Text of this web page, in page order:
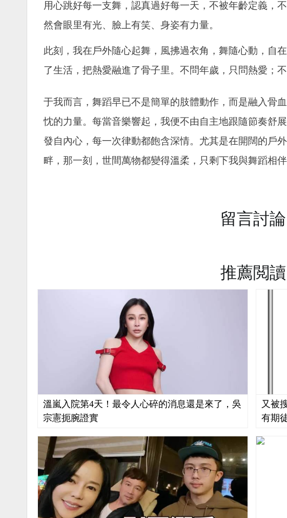
用心跳好每一支舞，認真過好每一天，不被年齡定義，
然會眼里有光、臉上有笑、身姿有力量。
此刻，我在戶外隨心起舞，風拂過衣角，舞隨心動，自
了生活，把熱愛融進了骨子里。不問年歲，只問熱愛；不
于我而言，舞蹈早已不是簡單的肢體動作，而是融入骨
忱的力量。每當音樂響起，我便不由自主地跟隨節奏舒
發自內心，每一次律動都飽含深情。尤其是在開闊的戶
畔，那一刻，世間萬物都變得溫柔，只剩下我與舞蹈相伴
留言討論
推薦閲讀
溫嵐入院第4天！最令人心碎的消息還是來了，吳
宗憲扼腕證實
又被
有期